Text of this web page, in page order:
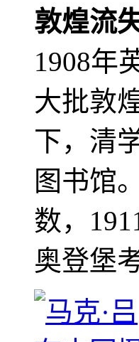
敦煌流
1908年
大批敦
下，清
图书馆
数，
奥登堡